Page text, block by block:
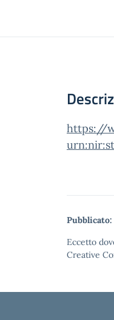
https://
Pubblicato:
Eccetto
Creative